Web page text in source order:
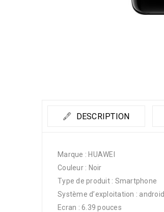
DESCRIPTION
Marque : HUAWEI
Couleur : Noir
Type de produit : Smartphone
Système d’exploitation : android
Ecran : 6.39 pouces